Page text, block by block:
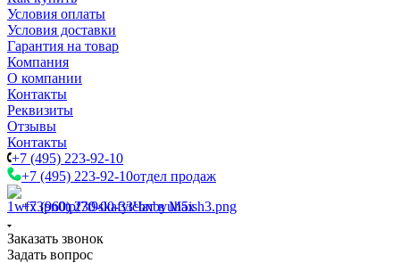
Условия оплаты
Условия доставки
Гарантия на товар
Компания
О компании
Контакты
Реквизиты
Отзывы
Контакты
+7 (495) 223-92-10
+7 (495) 223-92-10отдел продаж
+7 (960) 230-00-33Чат в Max
Заказать звонок
Задать вопрос